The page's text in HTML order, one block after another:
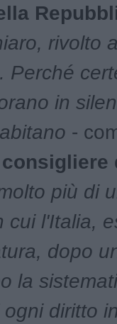
rivolto
Perché
in
-
più di
cui l'Italia,
dopo
la
diritto